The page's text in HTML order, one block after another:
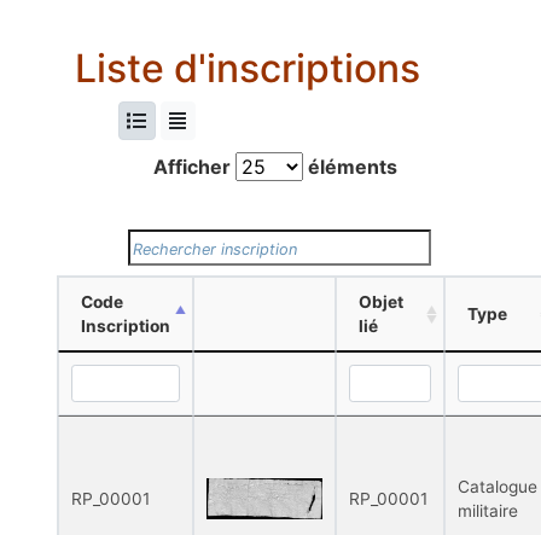
Liste d'inscriptions
Afficher éléments
Code
Inscription
Objet
lié
Type
RP_00001 RP_00001
Catalogue
militaire